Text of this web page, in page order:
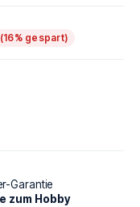
(16% gespart)
Garantie
zum Hobby